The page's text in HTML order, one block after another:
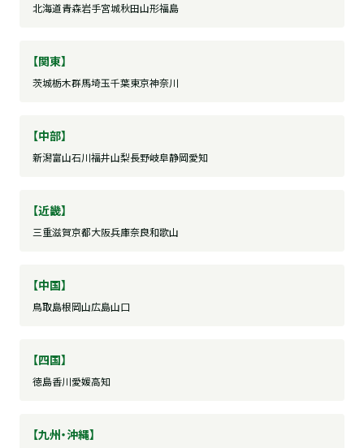
北海道青森岩手宮城秋田山形福島
【関東】
茨城栃木群馬埼玉千葉東京神奈川
【中部】
新潟富山石川福井山梨長野岐阜静岡愛知
【近畿】
三重滋賀京都大阪兵庫奈良和歌山
【中国】
鳥取島根岡山広島山口
【四国】
徳島香川愛媛高知
【九州・沖縄】